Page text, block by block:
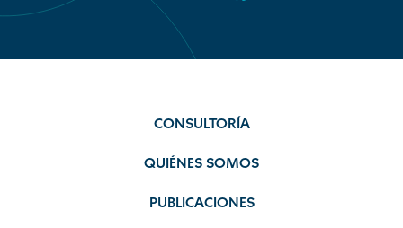
CONSULTORÍA
QUIÉNES SOMOS
PUBLICACIONES